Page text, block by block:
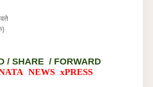
/ SHARE / FORWARD
NEWS xPRESS